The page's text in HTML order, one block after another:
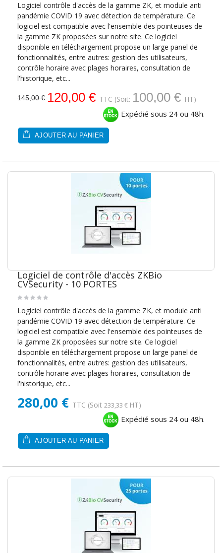
Logiciel contrôle d'accès de la gamme ZK, et module anti
pandémie COVID 19 avec détection de température. Ce
logiciel est compatible avec l'ensemble des pointeuses de
la gamme ZK proposées sur notre site. Ce logiciel
disponible en téléchargement propose un large panel de
fonctionnalités, entre autres: gestion des utilisateurs,
contrôle horaire avec plages horaires, consultation de
l'historique, etc...
145,00 € 120,00 € TTC (Soit: 100,00 € HT)
Expédié sous 24 ou 48h.
AJOUTER AU PANIER
Logiciel de contrôle d'accès ZKBio
CVSecurity - 10 PORTES
Logiciel contrôle d'accès de la gamme ZK, et module anti
pandémie COVID 19 avec détection de température. Ce
logiciel est compatible avec l'ensemble des pointeuses de
la gamme ZK proposées sur notre site. Ce logiciel
disponible en téléchargement propose un large panel de
fonctionnalités, entre autres: gestion des utilisateurs,
contrôle horaire avec plages horaires, consultation de
l'historique, etc...
280,00 € TTC (Soit 233,33 € HT)
Expédié sous 24 ou 48h.
AJOUTER AU PANIER